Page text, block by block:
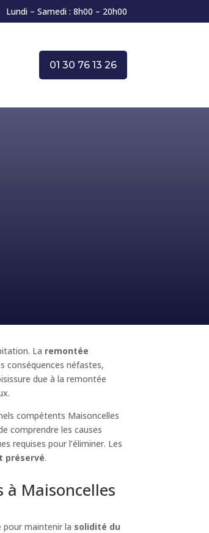
Lundi – Samedi : 8h00 – 20h00
01 30 76 13 26
La remontée
conséquences néfastes,
due à la remontée
compétents Maisoncelles
comprendre les causes
requises pour l’éliminer. Les
préservé.
Maisoncelles
pour maintenir la solidité du